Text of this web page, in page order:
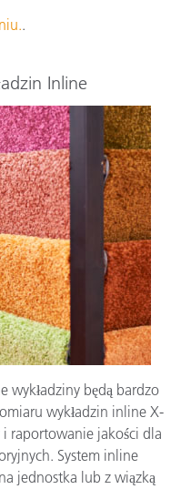
.
Inline
wykładziny będą bardzo
wykładzin inline X-
i raportowanie jakości dla
System inline
jednostka lub z wiązką